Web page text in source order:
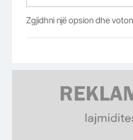
Zgjidhni një opsion dhe